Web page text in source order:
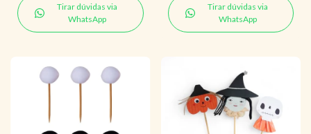
Tirar dúvidas via
WhatsApp
Tirar dúvidas via
WhatsApp